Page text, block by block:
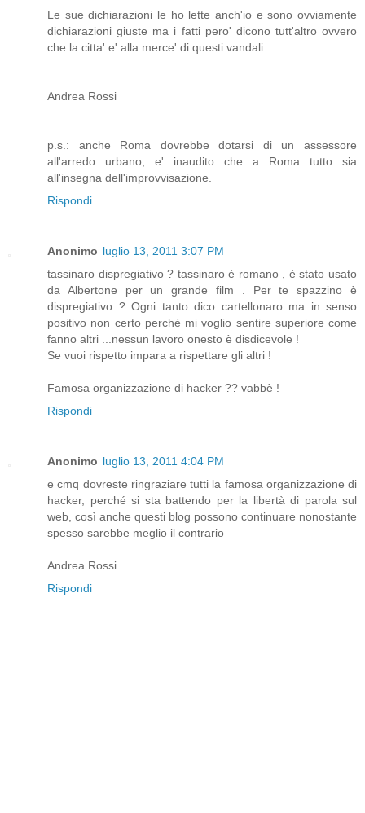
Le sue dichiarazioni le ho lette anch'io e sono ovviamente
dichiarazioni giuste ma i fatti pero' dicono tutt'altro ovvero
che la citta' e' alla merce' di questi vandali.
Andrea Rossi
p.s.: anche Roma dovrebbe dotarsi di un assessore
all'arredo urbano, e' inaudito che a Roma tutto sia
all'insegna dell'improvvisazione.
Rispondi
Anonimo luglio 13, 2011 3:07 PM
tassinaro dispregiativo ? tassinaro è romano , è stato usato
da Albertone per un grande film . Per te spazzino è
dispregiativo ? Ogni tanto dico cartellonaro ma in senso
positivo non certo perchè mi voglio sentire superiore come
fanno altri ...nessun lavoro onesto è disdicevole !
Se vuoi rispetto impara a rispettare gli altri !
Famosa organizzazione di hacker ?? vabbè !
Rispondi
Anonimo luglio 13, 2011 4:04 PM
e cmq dovreste ringraziare tutti la famosa organizzazione di
hacker, perché si sta battendo per la libertà di parola sul
web, così anche questi blog possono continuare nonostante
spesso sarebbe meglio il contrario
Andrea Rossi
Rispondi